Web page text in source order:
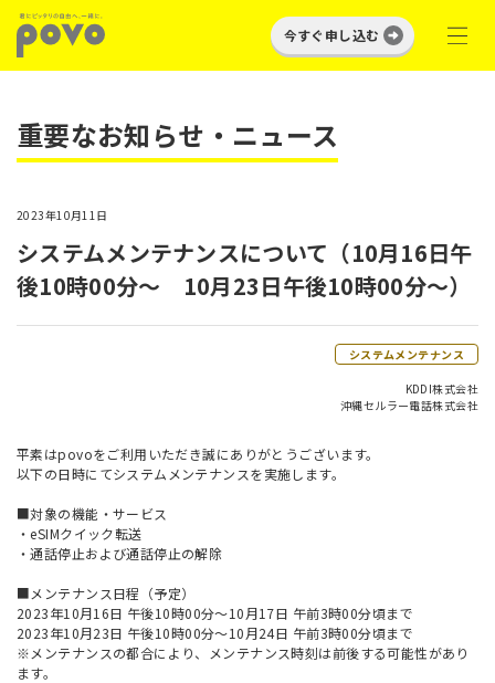
今すぐ申し込む
重要なお知らせ・ニュース
2023年10月11日
システムメンテナンスについて（10月16日午
後10時00分～ 10月23日午後10時00分～）
システムメンテナンス
KDDI株式会社
沖縄セルラー電話株式会社
平素はpovoをご利用いただき誠にありがとうございます。
以下の日時にてシステムメンテナンスを実施します。
■対象の機能・サービス
・eSIMクイック転送
・通話停止および通話停止の解除
■メンテナンス日程（予定）
2023年10月16日 午後10時00分～10月17日 午前3時00分頃まで
2023年10月23日 午後10時00分～10月24日 午前3時00分頃まで
※メンテナンスの都合により、メンテナンス時刻は前後する可能性があり
ます。